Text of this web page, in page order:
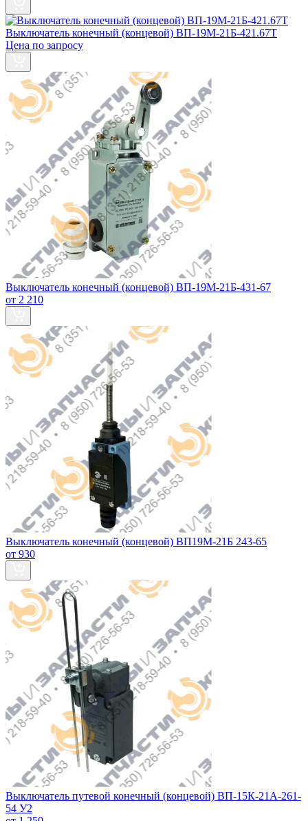
Выключатель конечный (концевой) ВП-19М-21Б-421.67Т
Цена по запросу
Выключатель конечный (концевой) ВП-19М-21Б-431-67
от 2 210
Выключатель конечный (концевой) ВП19М-21Б 243-65
от 930
Выключатель путевой конечный (концевой) ВП-15К-21А-261-
54 У2